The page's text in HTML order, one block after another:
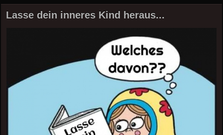
Lasse dein inneres Kind heraus...